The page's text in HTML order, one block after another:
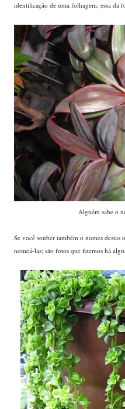
identificação de uma folhagem, essa da
Alguém sabe o
Se você souber também o nomes
nomeá-las; são fotos que fizemos há